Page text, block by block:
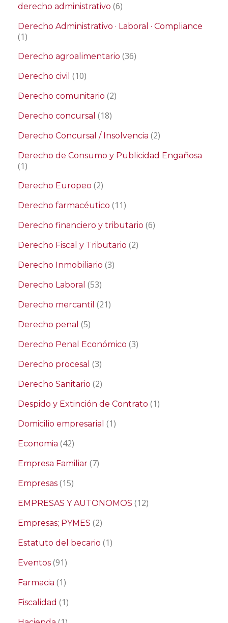
derecho administrativo (6)
Derecho Administrativo · Laboral · Compliance
(1)
Derecho agroalimentario (36)
Derecho civil (10)
Derecho comunitario (2)
Derecho concursal (18)
Derecho Concursal / Insolvencia (2)
Derecho de Consumo y Publicidad Engañosa
(1)
Derecho Europeo (2)
Derecho farmacéutico (11)
Derecho financiero y tributario (6)
Derecho Fiscal y Tributario (2)
Derecho Inmobiliario (3)
Derecho Laboral (53)
Derecho mercantil (21)
Derecho penal (5)
Derecho Penal Económico (3)
Derecho procesal (3)
Derecho Sanitario (2)
Despido y Extinción de Contrato (1)
Domicilio empresarial (1)
Economia (42)
Empresa Familiar (7)
Empresas (15)
EMPRESAS Y AUTONOMOS (12)
Empresas; PYMES (2)
Estatuto del becario (1)
Eventos (91)
Farmacia (1)
Fiscalidad (1)